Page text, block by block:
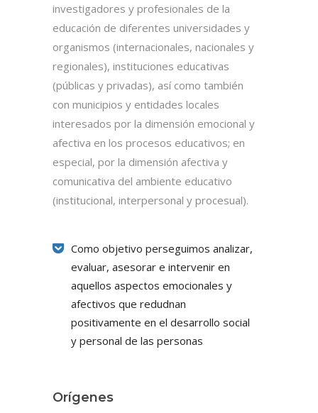
investigadores y profesionales de la
educación de diferentes universidades y
organismos (internacionales, nacionales y
regionales), instituciones educativas
(públicas y privadas), así como también
con municipios y entidades locales
interesados por la dimensión emocional y
afectiva en los procesos educativos; en
especial, por la dimensión afectiva y
comunicativa del ambiente educativo
(institucional, interpersonal y procesual).
Como objetivo perseguimos analizar,
evaluar, asesorar e intervenir en
aquellos aspectos emocionales y
afectivos que redudnan
positivamente en el desarrollo social
y personal de las personas
Orígenes